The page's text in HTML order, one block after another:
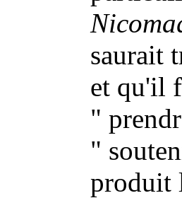
saurait
et qu'il
"
"
produit